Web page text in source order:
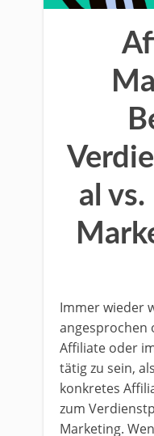
al
Immer wieder
angesprochen
Affiliate oder
tätig zu sein,
konkretes
zum
Marketing.